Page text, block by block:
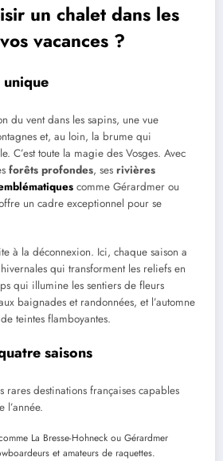
un chalet dans les
vacances ?
du vent dans les sapins, une vue
et, au loin, la brume qui
C’est toute la magie des Vosges. Avec
forêts profondes, ses rivières
comme Gérardmer ou
un cadre exceptionnel pour se
à la déconnexion. Ici, chaque saison a
qui transforment les reliefs en
qui illumine les sentiers de fleurs
baignades et randonnées, et l’automne
teintes flamboyantes.
saisons
rares destinations françaises capables
l’année.
La Bresse-Hohneck ou Gérardmer
et amateurs de raquettes.